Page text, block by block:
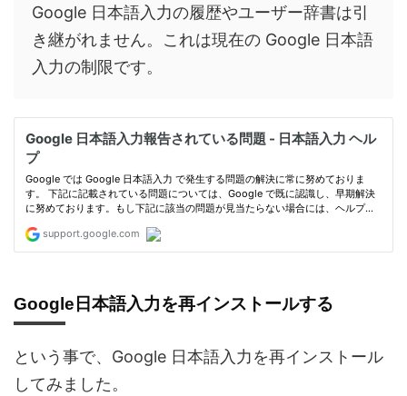
Google 日本語入力の履歴やユーザー辞書は引
き継がれません。これは現在の Google 日本語
入力の制限です。
Google日本語入力を再インストールする
という事で、Google 日本語入力を再インストール
してみました。